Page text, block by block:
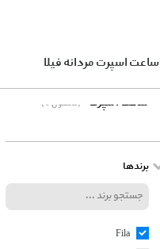
ساعت اسپرت مردانه فیلا
(0 محصول) ساعت اسپرت
برندها
Fila